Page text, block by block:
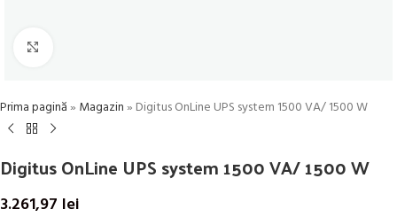
Prima pagină» Magazin» Digitus OnLine UPS system 1500 VA/ 1500 W
Digitus OnLine UPS system 1500 VA/ 1500 W
3.261,97 lei